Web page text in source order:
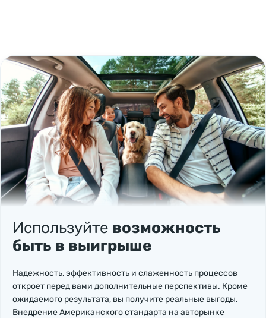
Используйте возможность
быть в выигрыше
Надежность, эффективность и слаженность процессов
откроет перед вами дополнительные перспективы. Кроме
ожидаемого результата, вы получите реальные выгоды.
Внедрение Американского стандарта на авторынке